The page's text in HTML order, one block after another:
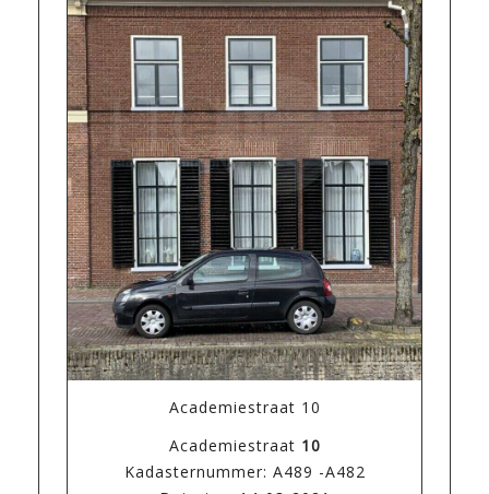
Academiestraat 10
Academiestraat 10
Kadasternummer: A489 -A482